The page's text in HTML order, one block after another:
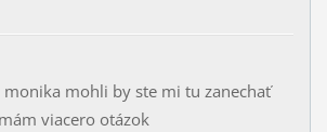
mohli by ste mi tu zanechať
viacero otázok